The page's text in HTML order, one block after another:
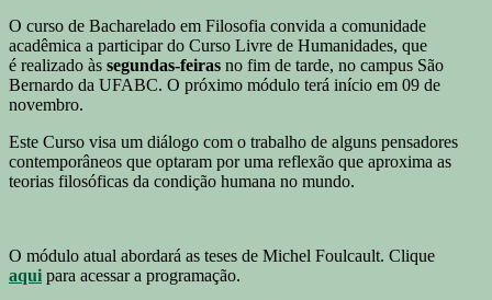
O curso de Bacharelado em Filosofia convida a comunidade
acadêmica a participar do Curso Livre de Humanidades, que
é realizado às segundas-feiras no fim de tarde, no campus São
Bernardo da UFABC. O próximo módulo terá início em 09 de
novembro.
Este Curso visa um diálogo com o trabalho de alguns pensadores
contemporâneos que optaram por uma reflexão que aproxima as
teorias filosóficas da condição humana no mundo.
O módulo atual abordará as teses de Michel Foulcault. Clique
aqui para acessar a programação.